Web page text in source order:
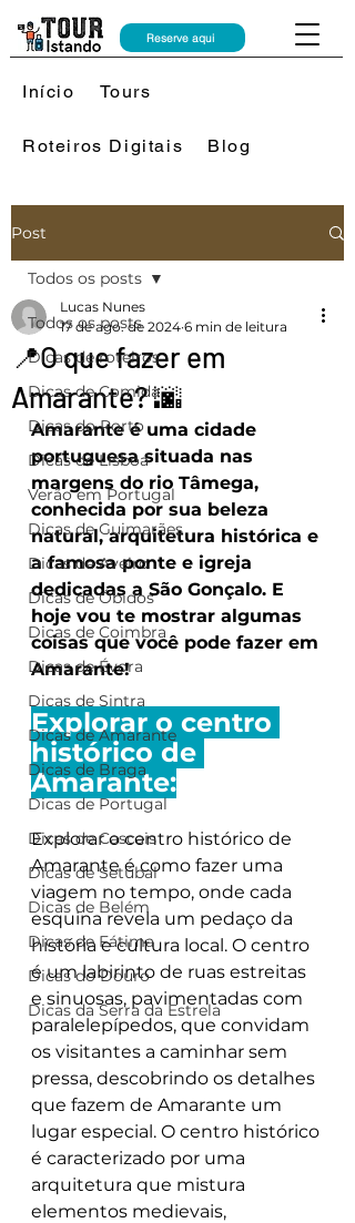
Reserve aqui
Início Tours
Roteiros Digitais Blog
Post
Todos os posts
Dicas de roteiros
Dicas de Comida
Dicas do Porto
Dicas de Lisboa
Verão em Portugal
Dicas de Guimarães
Dicas de Aveiro
Dicas de Óbidos
Dicas de Coimbra
Dicas de Évora
Dicas de Sintra
Dicas de Amarante
Dicas de Braga
Dicas de Portugal
Dicas de Cascais
Dicas de Setúbal
Dicas de Belém
Dicas de Fátima
Dicas do Douro
Dicas da Serra da Estrela
Todos os posts
📍O que fazer em
Amarante? 🌆
Lucas Nunes
17 de ago. de 2024 6 min de leitura
Amarante é uma cidade
portuguesa situada nas
margens do rio Tâmega,
conhecida por sua beleza
natural, arquitetura histórica e
a famosa ponte e igreja
dedicadas a São Gonçalo. E
hoje vou te mostrar algumas
coisas que você pode fazer em
Amarante!
Explorar o centro
histórico de
Amarante:
Explorar o centro histórico de
Amarante é como fazer uma
viagem no tempo, onde cada
esquina revela um pedaço da
história e cultura local. O centro
é um labirinto de ruas estreitas
e sinuosas, pavimentadas com
paralelepípedos, que convidam
os visitantes a caminhar sem
pressa, descobrindo os detalhes
que fazem de Amarante um
lugar especial. O centro histórico
é caracterizado por uma
arquitetura que mistura
elementos medievais,